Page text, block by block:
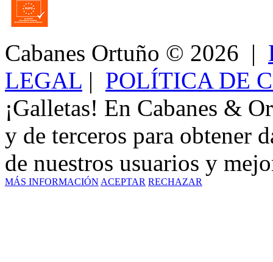
Cabanes Ortuño © 2026 |
LEGAL | POLÍTICA DE
¡Galletas! En Cabanes &
y de terceros para obtener
de nuestros usuarios y
MÁS INFORMACIÓN ACEPTAR RECHAZAR